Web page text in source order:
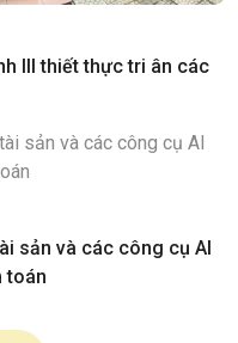
III thiết thực tri ân các
sản và các công cụ AI
toán